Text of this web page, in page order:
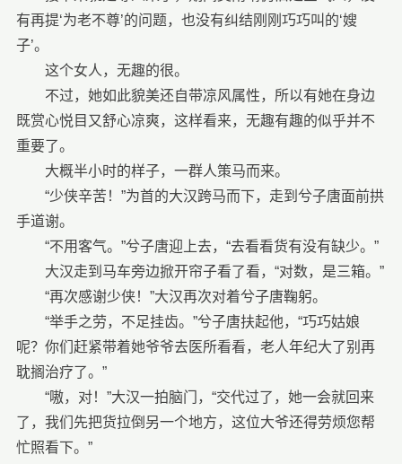
有再提‘为老不尊’的问题，也没有纠结刚刚巧巧叫的‘嫂
子’。
这个女人，无趣的很。
不过，她如此貌美还自带凉风属性，所以有她在身边
既赏心悦目又舒心凉爽，这样看来，无趣有趣的似乎并不
重要了。
大概半小时的样子，一群人策马而来。
“少侠辛苦！”为首的大汉跨马而下，走到兮子唐面前拱
手道谢。
“不用客气。”兮子唐迎上去，“去看看货有没有缺少。”
大汉走到马车旁边掀开帘子看了看，“对数，是三箱。”
“再次感谢少侠！”大汉再次对着兮子唐鞠躬。
“举手之劳，不足挂齿。”兮子唐扶起他，“巧巧姑娘
呢？你们赶紧带着她爷爷去医所看看，老人年纪大了别再
耽搁治疗了。”
“嗷，对！”大汉一拍脑门，“交代过了，她一会就回来
了，我们先把货拉倒另一个地方，这位大爷还得劳烦您帮
忙照看下。”